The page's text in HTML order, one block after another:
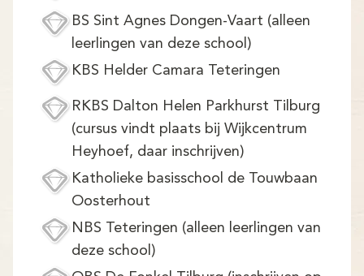
BS Sint Agnes Dongen-Vaart (alleen
leerlingen van deze school)
KBS Helder Camara Teteringen
RKBS Dalton Helen Parkhurst Tilburg
(cursus vindt plaats bij Wijkcentrum
Heyhoef, daar inschrijven)
Katholieke basisschool de Touwbaan
Oosterhout
NBS Teteringen (alleen leerlingen van
deze school)